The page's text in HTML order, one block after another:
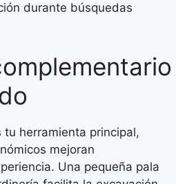
durante búsquedas
tu herramienta principal,
mejoran
Una pequeña pala